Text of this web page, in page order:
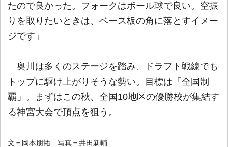
たので良かった。フォークはボール球で良い。空振
りを取りたいときは、ベース板の角に落とすイメー
ジです」
奥川は多くのステージを踏み、ドラフト戦線でも
トップに駆け上がりそうな勢い。目標は「全国制
覇」。まずはこの秋、全国10地区の優勝校が集結す
る神宮大会で頂点を狙う。
文＝岡本朋祐 写真＝井田新輔